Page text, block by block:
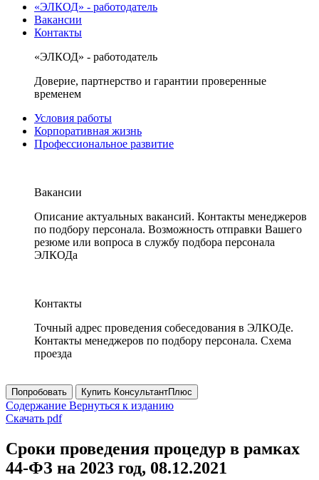
«ЭЛКОД» - работодатель
Вакансии
Контакты
«ЭЛКОД» - работодатель
Доверие, партнерство и гарантии проверенные
временем
Условия работы
Корпоративная жизнь
Профессиональное развитие
Вакансии
Описание актуальных вакансий. Контакты менеджеров
по подбору персонала. Возможность отправки Вашего
резюме или вопроса в службу подбора персонала
ЭЛКОДа
Контакты
Точный адрес проведения собеседования в ЭЛКОДе.
Контакты менеджеров по подбору персонала. Схема
проезда
Попробовать Купить КонсультантПлюс
Содержание Вернуться к изданию
Скачать pdf
Сроки проведения процедур в рамках
44-ФЗ на 2023 год, 08.12.2021